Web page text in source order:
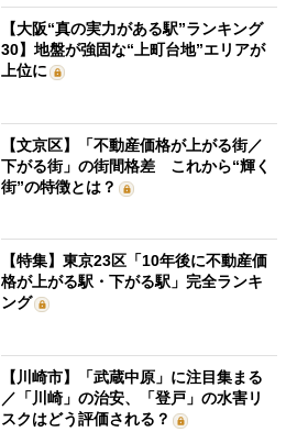
【大阪“真の実力がある駅”ランキング
30】地盤が強固な“上町台地”エリアが
上位に
【文京区】「不動産価格が上がる街／
下がる街」の街間格差 これから“輝く
街”の特徴とは？
【特集】東京23区「10年後に不動産価
格が上がる駅・下がる駅」完全ランキ
ング
【川崎市】「武蔵中原」に注目集まる
／「川崎」の治安、「登戸」の水害リ
スクはどう評価される？